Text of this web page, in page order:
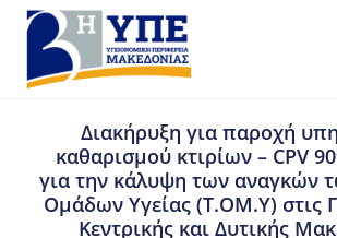
Διακήρυξη για παροχή
καθαρισμού κτιρίων – CPV
για την κάλυψη των αναγκών
Ομάδων Υγείας (Τ.ΟΜ.Υ) στις
Κεντρικής και Δυτικής